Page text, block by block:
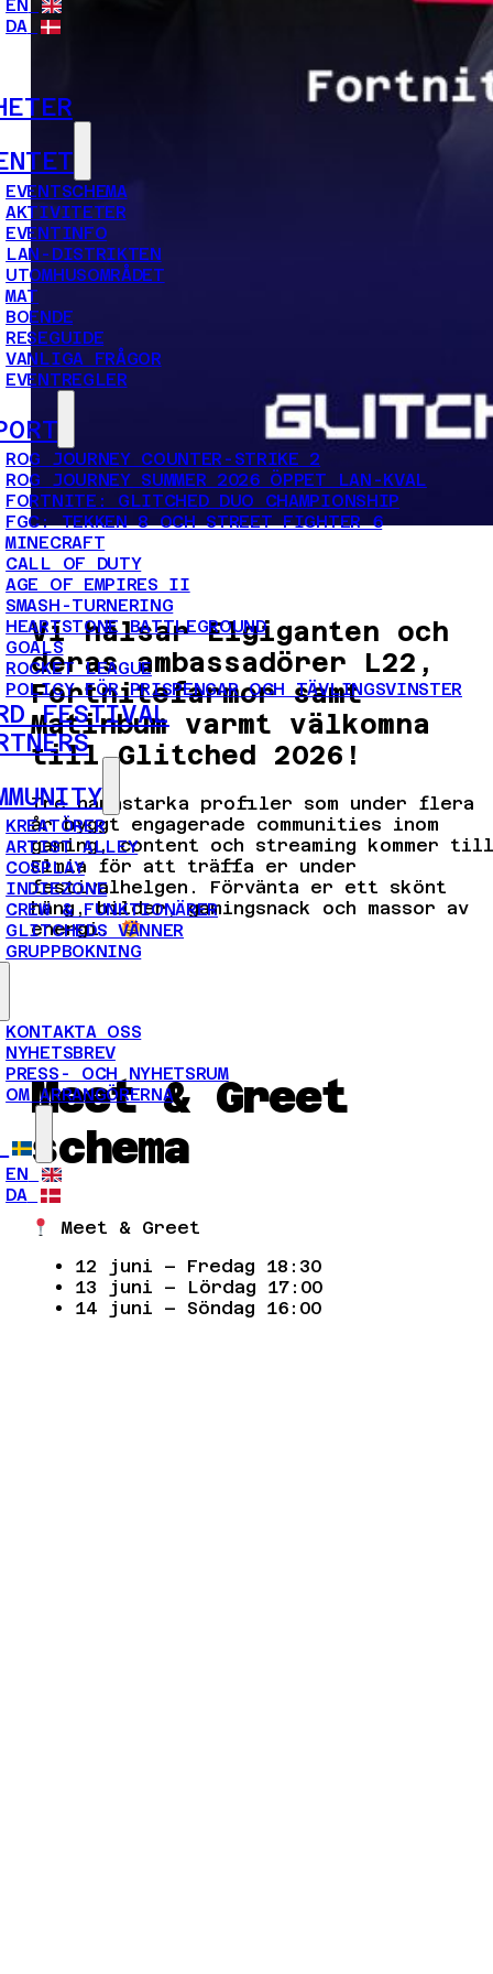
EN
DA
EVENTSCHEMA
AKTIVITETER
EVENTINFO
LAN-DISTRIKTEN
UTOMHUSOMRÅDET
MAT
BOENDE
RESEGUIDE
VANLIGA FRÅGOR
EVENTREGLER
ROG JOURNEY COUNTER-STRIKE 2
ROG JOURNEY SUMMER 2026 ÖPPET LAN-KVAL
FORTNITE: GLITCHED DUO CHAMPIONSHIP
FGC: TEKKEN 8 OCH STREET FIGHTER 6
MINECRAFT
CALL OF DUTY
AGE OF EMPIRES II
SMASH-TURNERING
HEARTSTONE BATTLEGROUND
GOALS
ROCKET LEAGUE
POLICY FÖR PRISPENGAR OCH TÄVLINGSVINSTER
FESTIVAL
KREATÖRER
ARTIST ALLEY
COSPLAY
INDIEZONE
CREW & FUNKTIONÄRER
GLITCHEDS VÄNNER
GRUPPBOKNING
KONTAKTA OSS
NYHETSBREV
PRESS- OCH NYHETSRUM
OM ARRANGÖRERNA
EN
DA
Vi hälsar Elgiganten och
deras ambassadörer L22,
Fortnitefarmor samt
Matinbum varmt välkomna
till Glitched 2026!
Tre namnstarka profiler som under flera
år byggt engagerade communities inom
gaming, content och streaming kommer till
Elmia för att träffa er under
festivalhelgen. Förvänta er ett skönt
häng, bilder, gamingsnack och massor av
energi.
Meet & Greet
schema
Meet & Greet
12 juni – Fredag 18:30
13 juni – Lördag 17:00
14 juni – Söndag 16:00